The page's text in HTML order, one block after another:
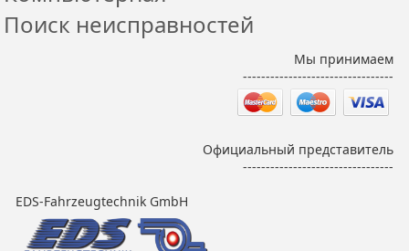
Поиск неисправностей
Мы принимаем
---------------------------------
Официальный представитель
---------------------------------
EDS-Fahrzeugtechnik GmbH